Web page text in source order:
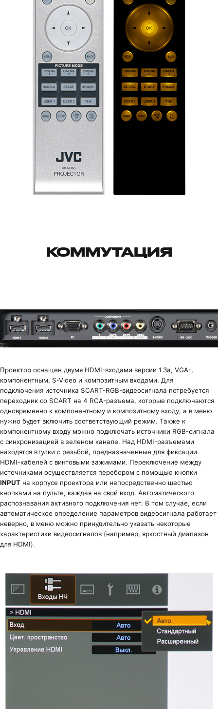
КОММУТАЦИЯ
Проектор оснащен двумя HDMI-входами версии 1.3a, VGA-,
компонентным, S-Video и композитным входами. Для
подключения источника SCART-RGB-видеосигнала потребуется
переходник со SCART на 4 RCA-разъема, которые подключаются
одновременно к компонентному и композитному входу, а в меню
нужно будет включить соответствующий режим. Также к
компонентному входу можно подключать источники RGB-сигнала
с синхронизацией в зеленом канале. Над HDMI-разъемами
находятся втулки с резьбой, предназначенные для фиксации
HDMI-кабелей с винтовыми зажимами. Переключение между
источниками осуществляется перебором с помощью кнопки
INPUT на корпусе проектора или непосредственно шестью
кнопками на пульте, каждая на свой вход. Автоматического
распознавания активного подключения нет. В том случае, если
автоматическое определение параметров видеосигнала работает
неверно, в меню можно принудительно указать некоторые
характеристики видеосигналов (например, яркостный диапазон
для HDMI).